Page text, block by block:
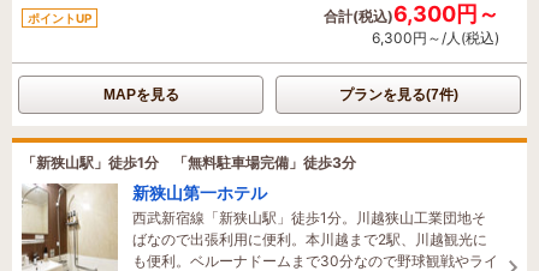
ポイントUP 合計(税込)6,300円～
6,300円～/人(税込)
MAPを見る プランを見る(7件)
「新狭山駅」徒歩1分 「無料駐車場完備」徒歩3分
新狭山第一ホテル
西武新宿線「新狭山駅」徒歩1分。川越狭山工業団地そ
ばなので出張利用に便利。本川越まで2駅、川越観光に
も便利。ベルーナドームまで30分なので野球観戦やライ